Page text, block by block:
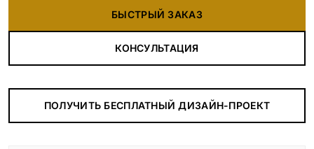
БЫСТРЫЙ ЗАКАЗ
КОНСУЛЬТАЦИЯ
ПОЛУЧИТЬ БЕСПЛАТНЫЙ ДИЗАЙН-ПРОЕКТ